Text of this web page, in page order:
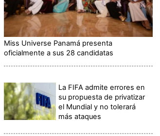
Miss Universe Panamá presenta
oficialmente a sus 28 candidatas
La FIFA admite errores en
su propuesta de privatizar
el Mundial y no tolerará
más ataques